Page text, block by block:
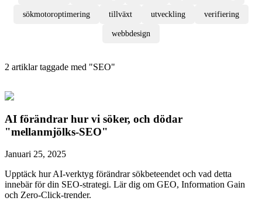
sökmotoroptimering tillväxt utveckling verifiering
webbdesign
2 artiklartaggade med "SEO"
AI förändrar hur vi söker, och dödar
"mellanmjölks-SEO"
Januari 25, 2025
Upptäck hur AI-verktyg förändrar sökbeteendet och vad detta
innebär för din SEO-strategi. Lär dig om GEO, Information Gain
och Zero-Click-trender.